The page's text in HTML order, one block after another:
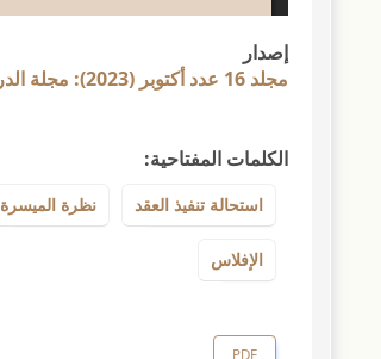
إصدار
مجلد 16 عدد أكتوبر (2023): مجلة الدراسات الفقهية والقانونية
الكلمات المفتاحية:
استحالة تنفيذ العقد نظرة الميسرة
الإفلاس
PDF